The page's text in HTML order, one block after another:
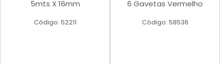
5mts X 16mm
Código: 52211
6 Gavetas Vermelho
Código: 58536